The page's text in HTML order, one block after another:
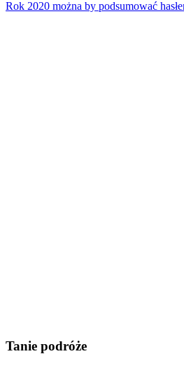
Rok 2020 można by podsumować
Tanie podróże